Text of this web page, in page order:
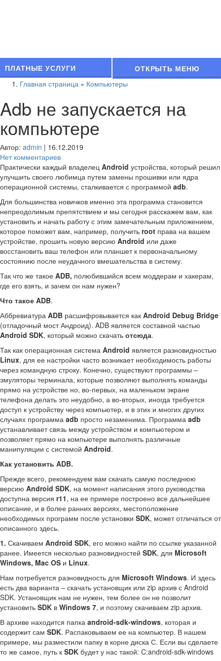
ОТКРЫТЬ МЕНЮ
ПЛАТНЫЕ УСЛУГИ
Главная страница » Компьютеры
Adb не запускается на
компьютере
Автор: admin | 16.12.2019
Нет комментариев
Практически каждый владелец Android устройства, который решил
улучшить своего любимца путем замены прошивки или ядра
операционной системы, сталкивается с программой adb.
Для большинства новичков именно эта программа становится
непреодолимым препятствием и мы сегодня расскажем вам, как
установить и начать работу с этим замечательным приложением,
которое поможет вам, например, получить root права на вашем
устройстве, прошить новую версию Android или даже
восстановить ваш телефон или планшет к первоначальному
состоянию после неудачного вмешательства в систему.
Так что же такое ADB, полюбившийся всем моддерам и хакерам,
где его взять, и зачем он нам нужен?
Что такое ADB.
Аббревиатура ADB расшифровывается как Android Debug Bridge
(отладочный мост Андроид). ADB является составной частью
Android SDK, который можно скачать отсюда.
Так как операционная система Android является разновидностью
Linux, для ее настройки часто возникает необходимость работы
через командную строку. Конечно, существуют программы –
эмуляторы терминала, которые позволяют выполнять команды
прямо на устройстве но, во-первых, на маленьком экране
телефона делать это неудобно, а во-вторых, иногда требуется
доступ к устройству через компьютер, и в этих и многих других
случаях программа adb просто незаменима. Программа adb
устанавливает связь между устройством и компьютером и
позволяет прямо на компьютере выполнять различные
манипуляции с системой Android.
Как установить ADB.
Прежде всего, рекомендуем вам скачать самую последнюю
версию Android SDK, на момент написания этого руководства
доступна версия r11, на ее примере построено все дальнейшее
описание, и в более ранних версиях, местоположение
необходимых программ после установки SDK, может отличаться от
описанного здесь.
1. Скачиваем Android SDK, его можно найти по ссылке указанной
ранее. Имеется несколько разновидностей SDK, для Microsoft
Windows, Mac OS и Linux.
Нам потребуется разновидность для Microsoft Windows. И здесь
есть два варианта – скачать установщик или zip архив с Android
SDK. Установщик нам не нужен, тем более он не позволит
установить SDK в Windows 7, и поэтому скачиваем zip архив.
В архиве находится папка android-sdk-windows, которая и
содержит сам SDK. Распаковываем ее на компьютер. В нашем
примере, мы разместили папку в корне диска С. Если вы сделаете
то же самое, путь к SDK будет у нас такой: C:android-sdk-windows